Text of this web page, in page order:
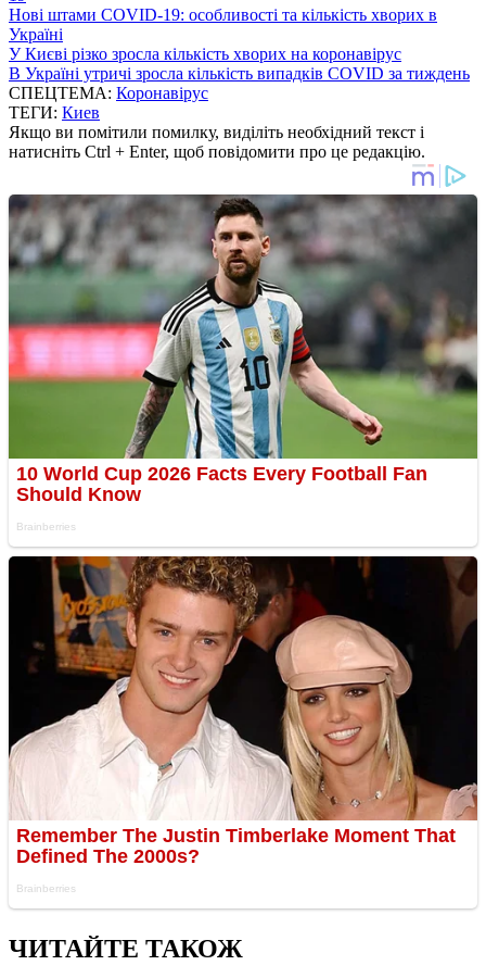
Нові штами COVID-19: особливості та кількість хворих в
Україні
У Києві різко зросла кількість хворих на коронавірус
В Україні утричі зросла кількість випадків COVID за тиждень
СПЕЦТЕМА: Коронавірус
ТЕГИ: Киев
Якщо ви помітили помилку, виділіть необхідний текст і
натисніть Ctrl + Enter, щоб повідомити про це редакцію.
ЧИТАЙТЕ ТАКОЖ